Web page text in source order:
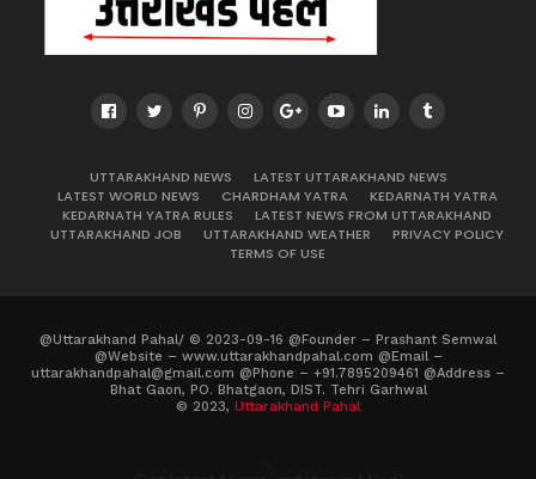
UTTARAKHAND NEWS
LATEST UTTARAKHAND NEWS
LATEST WORLD NEWS
CHARDHAM YATRA
KEDARNATH YATRA
KEDARNATH YATRA RULES
LATEST NEWS FROM UTTARAKHAND
UTTARAKHAND JOB
UTTARAKHAND WEATHER
PRIVACY POLICY
TERMS OF USE
@Uttarakhand Pahal/ © 2023-09-16 @Founder – Prashant Semwal
@Website – www.uttarakhandpahal.com @Email –
uttarakhandpahal@gmail.com @Phone – +91.7895209461 @Address –
Bhat Gaon, PO. Bhatgaon, DIST. Tehri Garhwal
© 2023, Uttarakhand Pahal